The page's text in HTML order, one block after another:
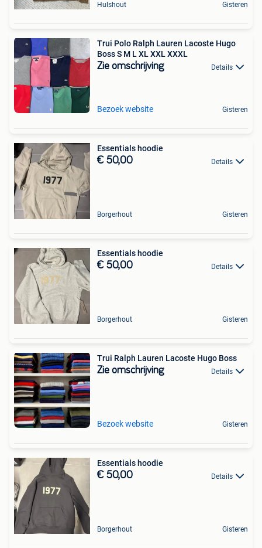
Hulshout Gisteren
Trui Polo Ralph Lauren Lacoste Hugo
Boss S M L XL XXL XXXL
Zie omschrijving Details
Bezoek website Gisteren
Essentials hoodie
€ 50,00 Details
Borgerhout Gisteren
Essentials hoodie
€ 50,00 Details
Borgerhout Gisteren
Trui Ralph Lauren Lacoste Hugo Boss
Zie omschrijving Details
Bezoek website Gisteren
Essentials hoodie
€ 50,00 Details
Borgerhout Gisteren